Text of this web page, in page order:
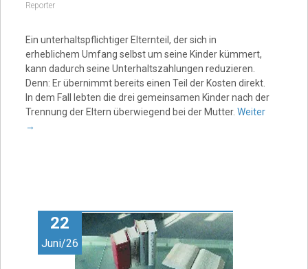
Reporter
Ein unterhaltspflichtiger Elternteil, der sich in
erheblichem Umfang selbst um seine Kinder kümmert,
kann dadurch seine Unterhaltszahlungen reduzieren.
Denn: Er übernimmt bereits einen Teil der Kosten direkt.
In dem Fall lebten die drei gemeinsamen Kinder nach der
Trennung der Eltern überwiegend bei der Mutter. Weiter
→
22
Juni/26